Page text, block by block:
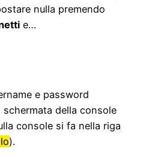
nulla premendo
e…
e password
della console
console si fa nella riga
).